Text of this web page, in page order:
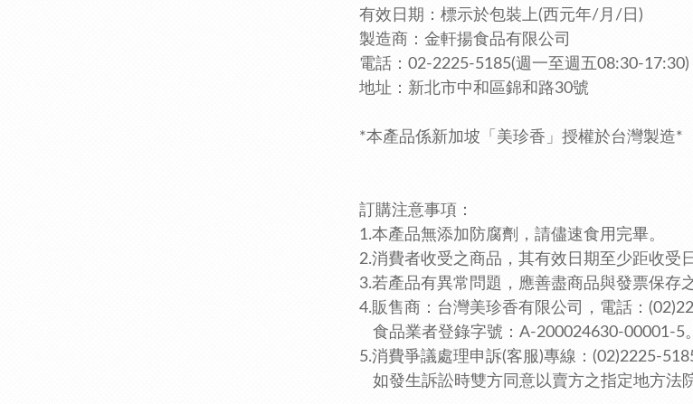
有效日期：標示於包裝上(西元年/月/日)
製造商：金軒揚食品有限公司
電話：02-2225-5185(週一至週五08:30-17:30)
地址：新北市中和區錦和路30號
*本產品係新加坡「美珍香」授權於台灣製造*
訂購注意事項：
1.本產品無添加防腐劑，請儘速食用完畢。
2.消費者收受之商品，其有效日期至少距收受
3.若產品有異常問題，應善盡商品與發票保存
4.販售商：台灣美珍香有限公司，電話：
食品業者登錄字號：A-200024630-00001-5。
5.消費爭議處理申訴(客服)專線：(02)2225-
如發生訴訟時雙方同意以賣方之指定地方法